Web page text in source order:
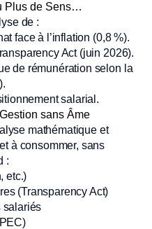
Plus de Sens…
de :
face à l’inflation (0,8 %).
Act (juin 2026).
de rémunération selon la
salarial.
sans Âme
mathématique et
à consommer, sans
:
etc.)
(Transparency Act)
salariés